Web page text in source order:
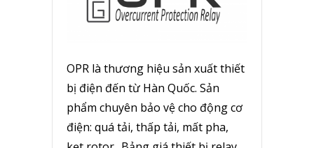
OPR là thương hiệu sản xuất thiết
bị điện đến từ Hàn Quốc. Sản
phẩm chuyên bảo vệ cho động cơ
điện: quá tải, thấp tải, mất pha,